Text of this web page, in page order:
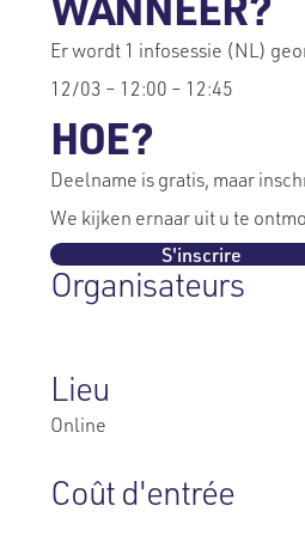
Er wordt 1 infosessie (NL)
12/03 – 12:00 – 12:45
HOE?
Deelname is gratis, maar
We kijken ernaar uit u te
S'inscrire
Organisateurs
Lieu
Online
Coût d'entrée